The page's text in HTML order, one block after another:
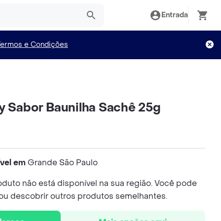
Entrada
e Condições
Sabor Baunilha Sachê 25g
emGrande São Paulo
não está disponível na sua região. Você pode
descobrir outros produtos semelhantes.